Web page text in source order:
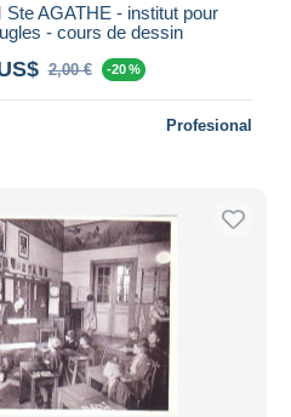
AGATHE - institut pour
- cours de dessin
2,00 € -20 %
Profesional